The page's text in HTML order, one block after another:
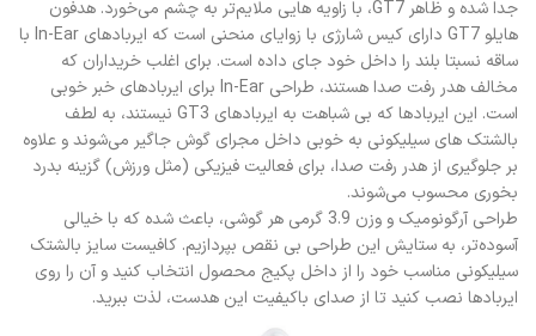
جدا شده و ظاهر GT7، با زاویه هایی ملایم‌تر به چشم می‌خورد. هدفون
هایلو GT7 دارای کیس شارژی با زوایای منحنی است که ایربادهای In-Ear با
ساقه نسبتا بلند را داخل خود جای داده است. برای اغلب خریداران که
مخالف هدر رفت صدا هستند، طراحی In-Ear برای ایربادهای خبر خوبی
است. این ایربادها که بی شباهت به ایربادهای GT3 نیستند، به لطف
بالشتک های سیلیکونی به خوبی داخل مجرای گوش جاگیر می‌شوند و علاوه
بر جلوگیری از هدر رفت صدا، برای فعالیت فیزیکی (مثل ورزش) گزینه بدرد
بخوری محسوب می‌شوند.
طراحی آرگونومیک و وزن 3.9 گرمی هر گوشی، باعث شده که با خیالی
آسوده‌تر، به ستایش این طراحی بی نقص بپردازیم. کافیست سایز بالشتک
سیلیکونی مناسب خود را از داخل پکیج محصول انتخاب کنید و آن را روی
ایربادها نصب کنید تا از صدای باکیفیت این هدست، لذت ببرید.